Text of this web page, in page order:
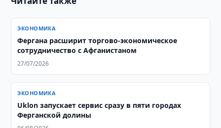
ЭКОНОМИКА
Фергана расширит торгово-экономическое
сотрудничество с Афганистаном
27/07/2026
ЭКОНОМИКА
Uklon запускает сервис сразу в пяти городах
Ферганской долины